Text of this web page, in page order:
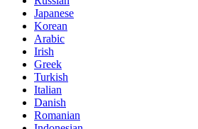
Japanese
Korean
Arabic
Irish
Greek
Turkish
Italian
Danish
Romanian